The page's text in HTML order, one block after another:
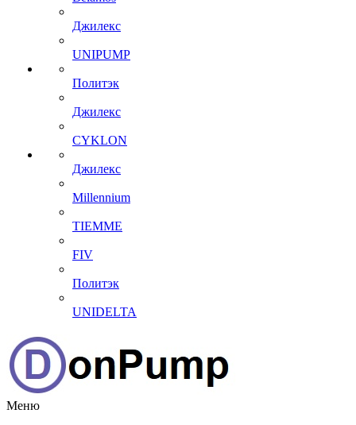
Джилекс
UNIPUMP
Политэк
Джилекс
CYKLON
Джилекс
Millennium
TIEMME
FIV
Политэк
UNIDELTA
Меню